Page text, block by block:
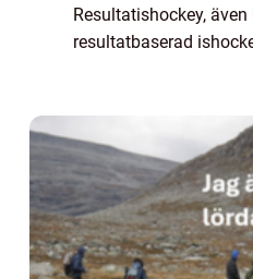
Resultatishockey,
resultatbaserad